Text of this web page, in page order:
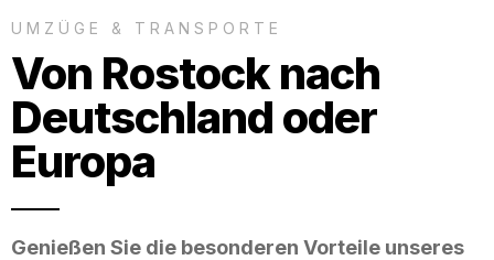
UMZÜGE & TRANSPORTE
Von Rostock nach
Deutschland oder
Europa
Genießen Sie die besonderen Vorteile unseres